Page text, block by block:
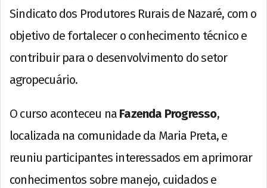
Sindicato dos Produtores Rurais de Nazaré, com o
objetivo de fortalecer o conhecimento técnico e
contribuir para o desenvolvimento do setor
agropecuário.
O curso aconteceu na Fazenda Progresso,
localizada na comunidade da Maria Preta, e
reuniu participantes interessados em aprimorar
conhecimentos sobre manejo, cuidados e